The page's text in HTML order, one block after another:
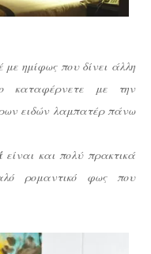
ημίφως που δίνει άλλη
καταφέρνετε με την
ειδών λαμπατέρ πάνω
είναι και πολύ πρακτικά
ρομαντικό φως που